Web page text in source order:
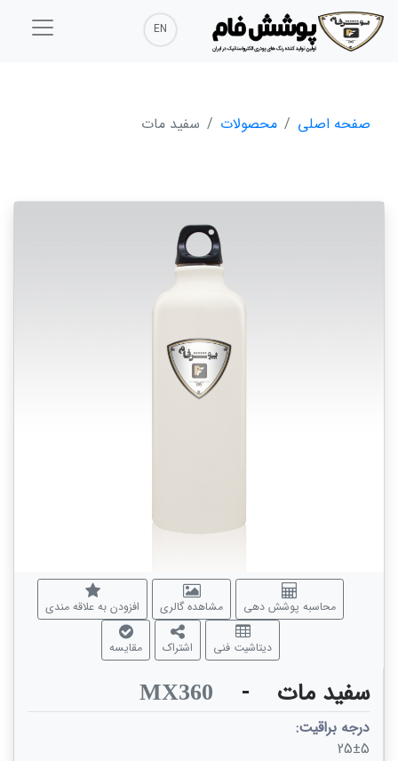
EN
صفحه اصلی محصولات سفید مات
محاسبه پوشش دهی مشاهده گالری افزودن به علاقه مندی
دیتاشیت فنی اشتراک مقایسه
سفید مات -
MX360
درجه براقیت:
25±5